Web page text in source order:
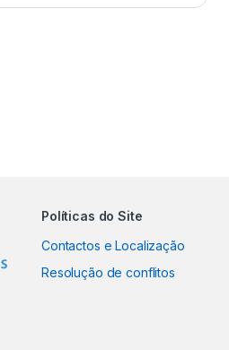
Políticas do Site
Contactos e Localização
Resolução de conflitos